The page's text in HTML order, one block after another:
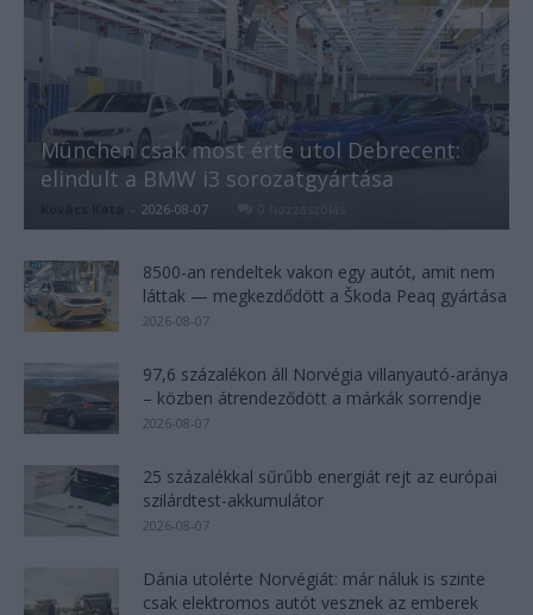
München csak most érte utol Debrecent:
elindult a BMW i3 sorozatgyártása
- 2026-08-07
8500-an rendeltek vakon egy autót, amit nem
láttak — megkezdődött a Škoda Peaq gyártása
2026-08-07
97,6 százalékon áll Norvégia villanyautó-aránya
– közben átrendeződött a márkák sorrendje
2026-08-07
25 százalékkal sűrűbb energiát rejt az európai
szilárdtest-akkumulátor
2026-08-07
Dánia utolérte Norvégiát: már náluk is szinte
csak elektromos autót vesznek az emberek